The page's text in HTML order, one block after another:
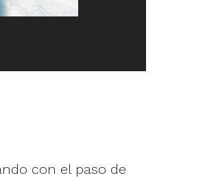
con el paso de